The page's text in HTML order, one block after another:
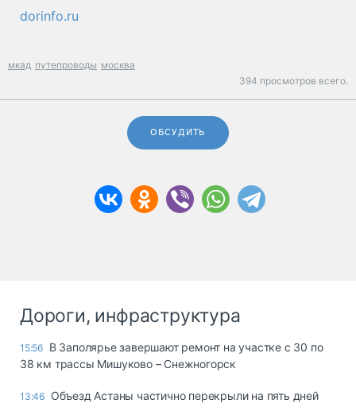
dorinfo.ru
мкад путепроводы москва
394 просмотров всего.
ОБСУДИТЬ
Дороги, инфраструктура
15:56 В Заполярье завершают ремонт на участке с 30 по
38 км трассы Мишуково – Снежногорск
13:46 Объезд Астаны частично перекрыли на пять дней